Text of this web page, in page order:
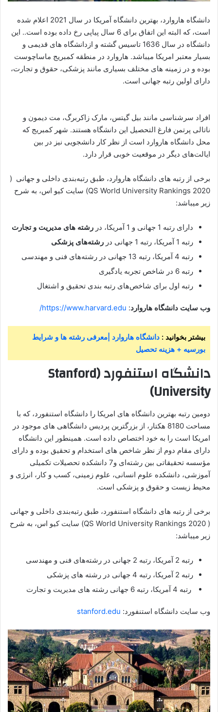
دانشگاه هاروارد، بهترین دانشگاه آمریکا در سال 2021 اعلام شده
است، که البته این اتفاق برای 6 سال پیاپی رخ داده بوده است.. این
دانشگاه در سال 1636 تاسیس گشته و ازدانشگاه های قدیمی و
بسیار معتبر امریکا میباشد. هاروارد در منطقه کمبریج ماساچوست
بوده و در زمینه های مختلف بسیاری مانند پزشکی، حقوق و تجارت،
دارای اولین رتبه جهانی است.
افراد سرشناسی مانند بیل گیتس، مارک زاکربرگ، مت دیمون و
ناتالی پرتمن فارغ التحصیل این دانشگاه هستند. شهر کمبریج که
محل دانشگاه هاروارد است از نظر کار دانشجویی نیز در بین
ایالت‌های دیگر در موقعیت خوبی قرار دارد.
برخی از رتبه های دانشگاه هاروارد، طبق رتبه‌بندی داخلی و جهانی (
QS World University Rankings 2020) سایت کیو اس، به شرح
زیر میباشد:
دارای رتبه 1 جهانی و 1 آمریکا، در
رشته های مدیریت و تجارت
رتبه 1 آمریکا، رتبه 1 جهانی در
رشته‌های پزشکی
رتبه 4 آمریکا، رتبه 13 جهانی در رشته‌های فنی و مهندسی
رتبه 6 در شاخص تجربه یادگیری
رتبه اول برای شاخص‌های رتبه بندی تحقیق و اشتغال
وب سایت دانشگاه هاروارد:
https://www.harvard.edu/
بیشتر بخوانید : دانشگاه هاروارد |معرفی رشته ها و شرایط
بورسیه + هزینه تحصیل
دانشگاه استنفورد (Stanford
University)
دومین رتبه بهترین دانشگاه های امریکا را دانشگاه استنفورد، که با
مساحت 8180 هکتار، از بزرگترین پردیس دانشگاهی های موجود در
امریکا است را به خود اختصاص داده است. همینطور این دانشگاه
دارای مقام دوم از نظر شاخص های استخدام و تحقیق بوده و دارای
مؤسسه تحقیقاتی بین رشته‌ای و7 دانشکده تحصیلات تکمیلی
آموزشی، دانشکده علوم انسانی، علوم زمینی، کسب و کار، انرژی و
محیط زیست و حقوق و پزشکی است.
برخی از رتبه های دانشگاه استنفورد، طبق رتبه‌بندی داخلی و جهانی
( QS World University Rankings 2020) سایت کیو اس، به شرح
زیر میباشد:
رتبه 2 آمریکا، رتبه 2 جهانی در رشته‌های فنی و مهندسی
رتبه 2 آمریکا، رتبه 4 جهانی در رشته های پزشکی
رتبه 4 آمریکا، رتبه 6 جهانی رشته های مدیریت و تجارت
وب سایت دانشگاه استنفورد: stanford.edu